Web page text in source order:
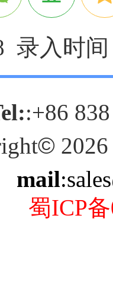
录入时
:+86
© 2026
mail
蜀ICP